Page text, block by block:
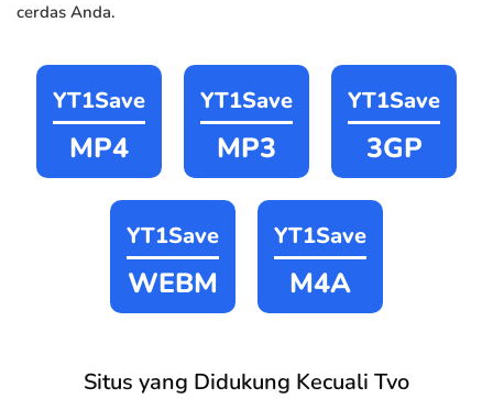
cerdas Anda.
YT1Save
MP4
YT1Save
MP3
YT1Save
3GP
YT1Save
WEBM
YT1Save
M4A
Situs yang Didukung Kecuali Tvo